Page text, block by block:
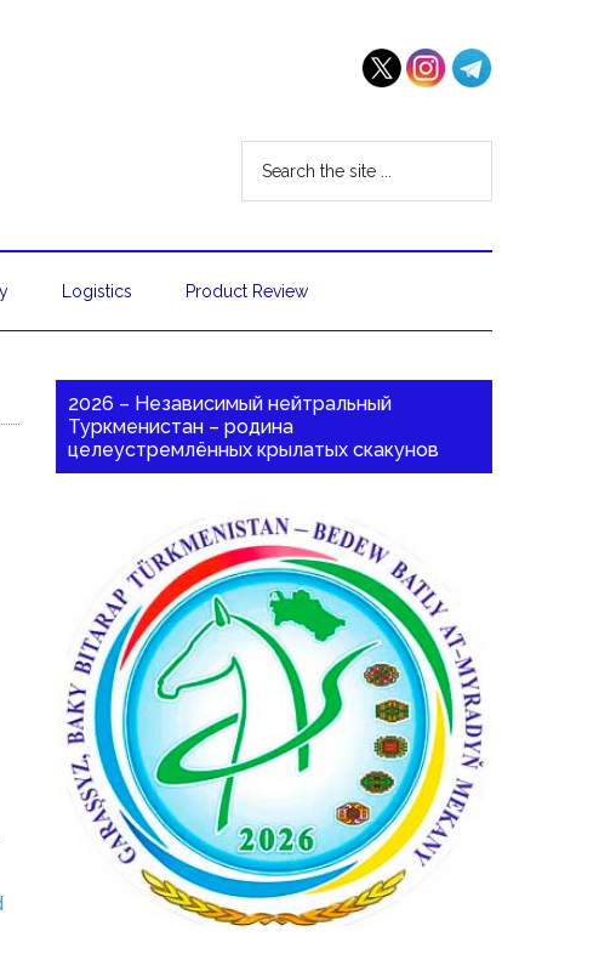
Logistics Product Review
2026 – Независимый нейтральный
Туркменистан – родина
целеустремлённых крылатых скакунов